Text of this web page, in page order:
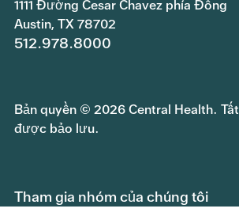
1111 Đường Cesar Chavez phía Đông
Austin, TX 78702
512.978.8000
Bản quyền © 2026 Central Health.
được bảo lưu.
Tham gia nhóm của chúng tôi